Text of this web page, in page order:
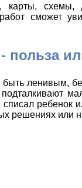
карты,
сможет
польза
быть ленивым,
ребенок
решениях или